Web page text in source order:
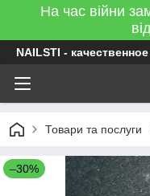
На час війни
NAILSTI -
Товари та послуги
–30%